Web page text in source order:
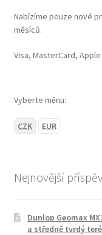
Nabízíme pouze nové
měsíců.
Visa, MasterCard,
Vyberte měnu:
CZK EUR
Nejnovější
Dunlop Geomax
a středně tvrdý